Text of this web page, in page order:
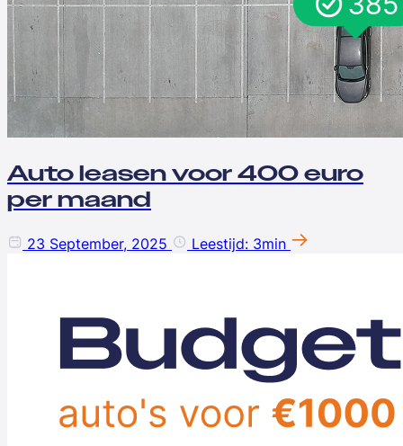
Auto leasen voor 400 euro
per maand
23 September, 2025 Leestijd: 3min